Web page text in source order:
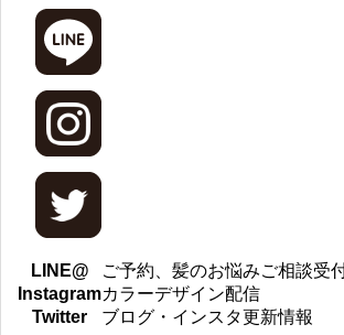
LINE@
ご予約、髪のお悩みご相談受
Instagramカラーデザイン配信
Twitter
ブログ・インスタ更新情報